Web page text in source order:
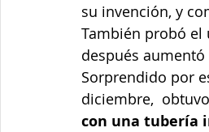
su invención, y
También probó el
después
Sorprendido por
diciembre,
con una tubería